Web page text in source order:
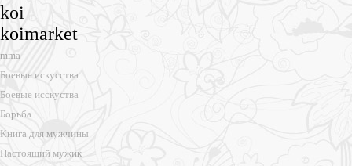
koi
koimarket
mma
Боевые искусства
Боевые исскуства
Борьба
Книга для мужчины
Настоящий мужик